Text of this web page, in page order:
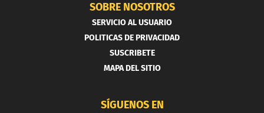
SOBRE NOSOTROS
SERVICIO AL USUARIO
POLITICAS DE PRIVACIDAD
SUSCRIBETE
MAPA DEL SITIO
SÍGUENOS EN